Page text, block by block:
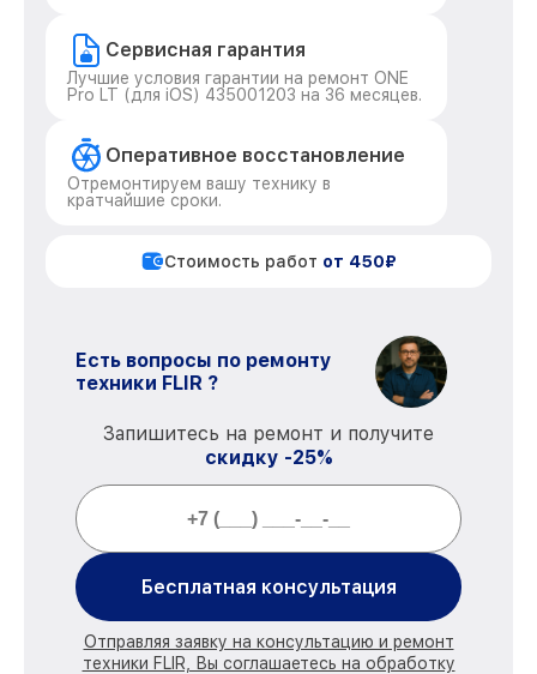
Сервисная гарантия
Лучшие условия гарантии на ремонт ONE
Pro LT (для iOS) 435001203 на 36 месяцев.
Оперативное восстановление
Отремонтируем вашу технику в
кратчайшие сроки.
Стоимость работ от 450₽
Есть вопросы по ремонту
техники FLIR ?
Запишитесь на ремонт и получите
скидку -25%
Бесплатная консультация
Отправляя заявку на консультацию и ремонт
техники FLIR, Вы соглашаетесь на обработку